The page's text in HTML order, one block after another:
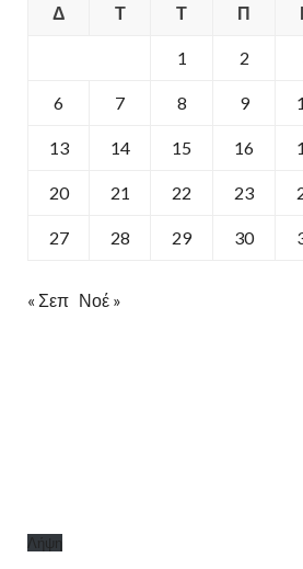
Δ
Τ Τ Π
1 2
6 7 8 9
13 14 15 16
20 21 22 23
27 28 29 30
« Σεπ Νοέ »
Λήψη